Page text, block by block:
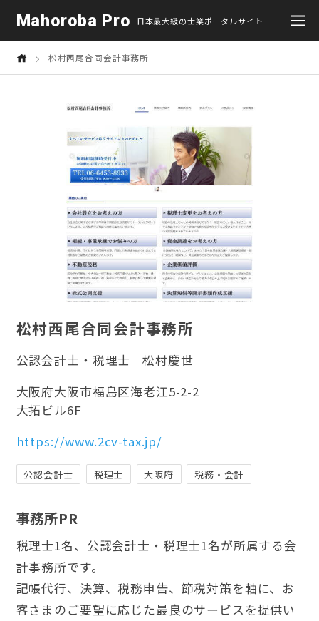
Mahoroba Pro 日本最大級の士業ポータルサイト
松村西尾合同会計事務所
松村西尾合同会計事務所
公認会計士・税理士
松村慶世
大阪府大阪市福島区海老江5-2-2
大拓ビル6F
https://www.2cv-tax.jp/
公認会計士 税理士 大阪府 税務・会計
事務所PR
税理士1名、公認会計士・税理士1名が所属する会
計事務所です。
記帳代行、決算、税務申告、節税対策を軸に、お
客さまのご要望に応じた最良のサービスを提供い